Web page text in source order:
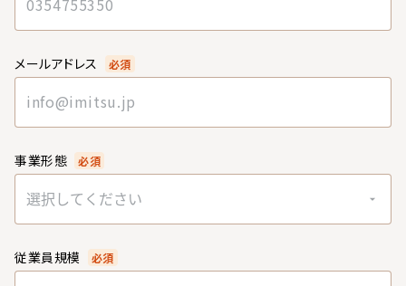
メールアドレス 必須
事業形態 必須
選択してください
従業員規模 必須